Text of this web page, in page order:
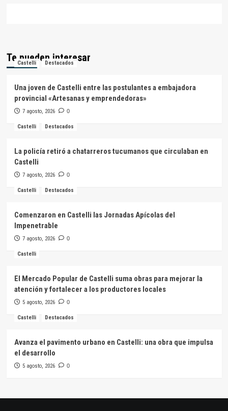
Te pueden interesar
Castelli Destacados
Una joven de Castelli entre las postulantes a embajadora
provincial «Artesanas y emprendedoras»
7 agosto, 2026 0
Castelli Destacados
La policía retiró a chatarreros tucumanos que circulaban en
Castelli
7 agosto, 2026 0
Castelli Destacados
Comenzaron en Castelli las Jornadas Apícolas del
Impenetrable
7 agosto, 2026 0
Castelli
El Mercado Popular de Castelli suma obras para mejorar la
atención y fortalecer a los productores locales
5 agosto, 2026 0
Castelli Destacados
Avanza el pavimento urbano en Castelli: una obra que impulsa
el desarrollo
5 agosto, 2026 0